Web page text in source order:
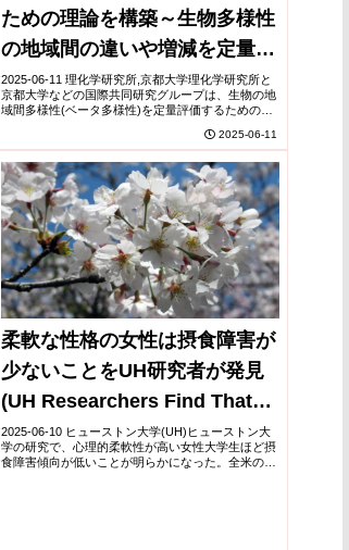
ための理論を構築～生物多様性
の地域間の違いや増減を定量評
価～
2025-06-11 理化学研究所,京都大学理化学研究所と
京都大学などの国際共同研究グループは、生物の地
域間多様性(ベータ多様性)を定量評価するための理
ける生息確率が同一と仮定されていたが、本研...
2025-06-11
柔軟な性格の女性は摂食障害が
少ないことをUH研究者が発見
(UH Researchers Find That
Females with Flexible
Personalities have Fewer
2025-06-10 ヒューストン大学(UH)ヒューストン大
学の研究で、心理的柔軟性が高い女性大学生ほど摂
食障害傾向が低いことが明らかになった。全米の女